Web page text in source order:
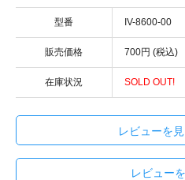
型番 IV-8600-00
販売価格 700円 (税込)
在庫状況 SOLD OUT!
レビューを
レビュー